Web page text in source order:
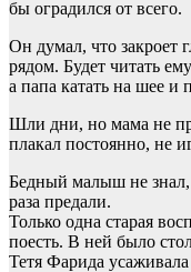
бы оградился от всего.
Он думал, что закроет
рядом. Будет читать
а папа катать на шее и
Шли дни, но мама не
плакал постоянно, не
Бедный малыш не знал,
раза предали.
Только одна старая
поесть. В ней было
Тетя Фарида